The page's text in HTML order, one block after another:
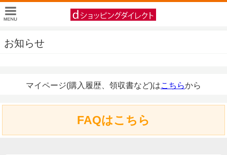
お知らせ
マイページ(購入履歴、領収書など)はこちらから
FAQはこちら